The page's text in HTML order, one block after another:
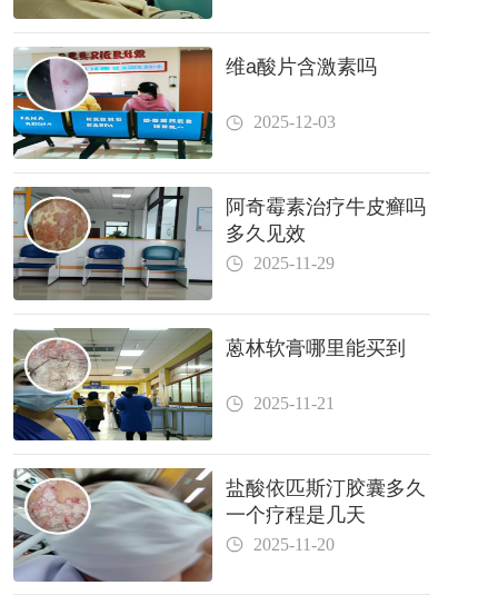
维a酸片含激素吗
2025-12-03
阿奇霉素治疗牛皮癣吗
多久见效
2025-11-29
蒽林软膏哪里能买到
2025-11-21
盐酸依匹斯汀胶囊多久
一个疗程是几天
2025-11-20